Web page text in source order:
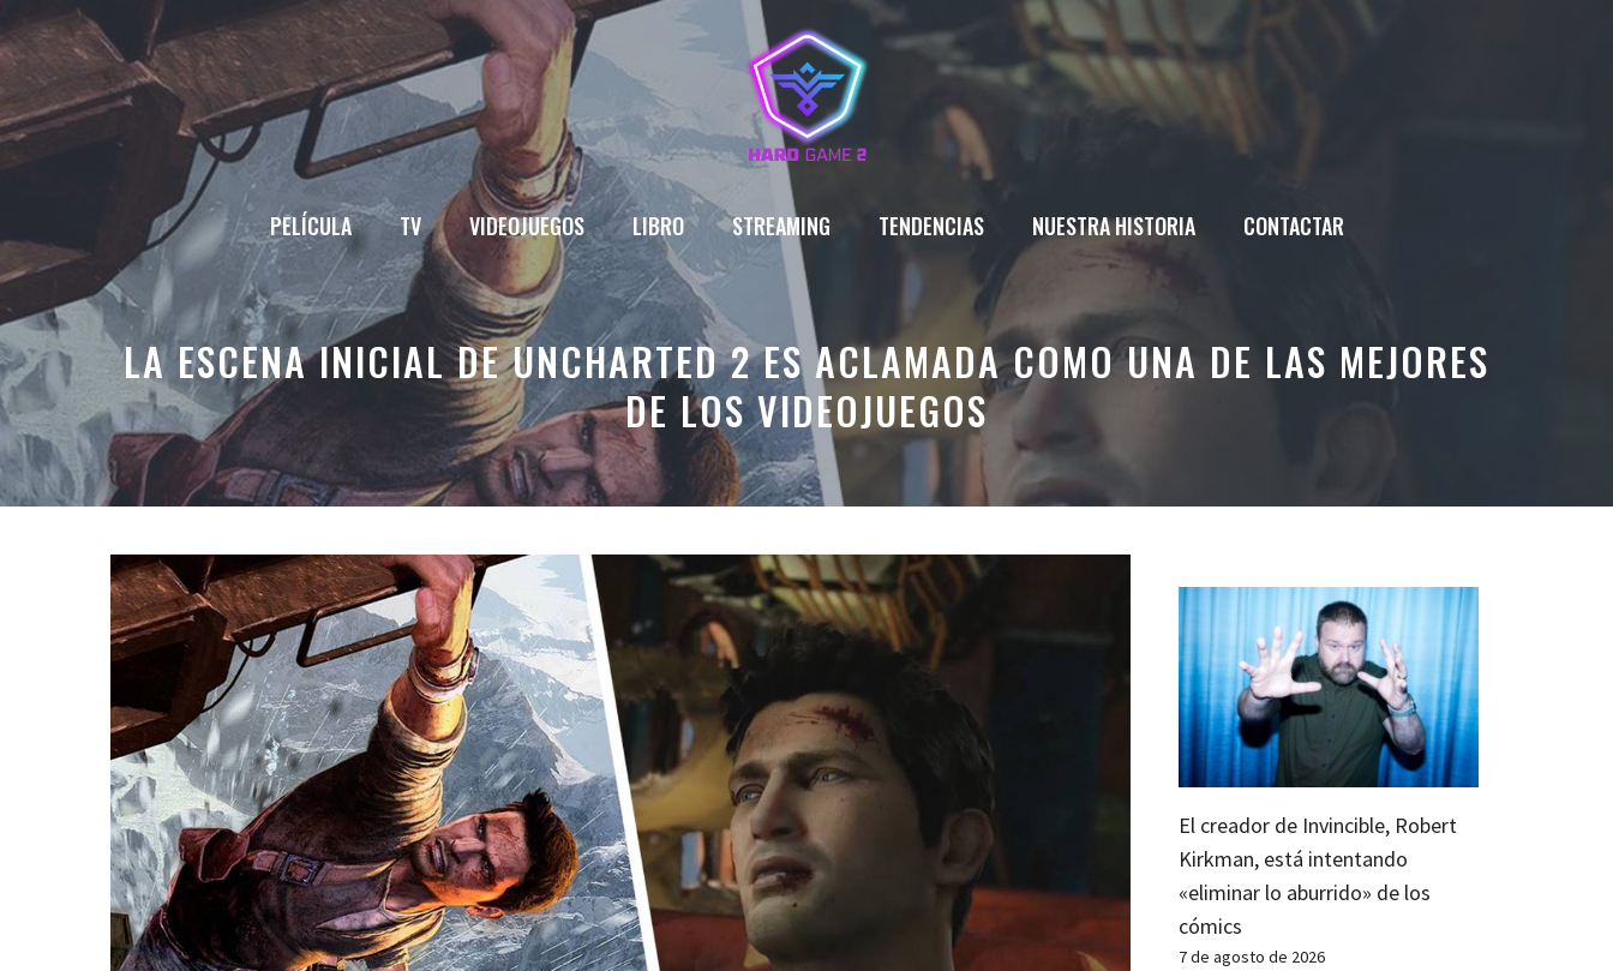
Saltar
al
contenido
PELÍCULA TV VIDEOJUEGOS LIBRO STREAMING TENDENCIAS NUESTRA HISTORIA CONTACTAR
LA ESCENA INICIAL DE UNCHARTED 2 ES ACLAMADA COMO UNA DE LAS MEJORES
DE LOS VIDEOJUEGOS
El creador de Invincible, Robert
Kirkman, está intentando
«eliminar lo aburrido» de los
cómics
7 de agosto de 2026